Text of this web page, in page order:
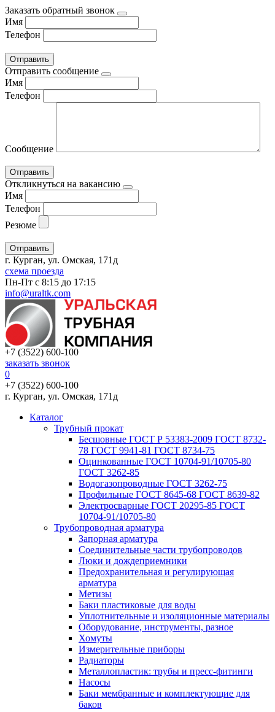
Заказать обратный звонок
Имя
Телефон
Отправить сообщение
Имя
Телефон
Сообщение
Откликнуться на вакансию
Имя
Телефон
Резюме
г. Курган, ул. Омская, 171д
схема проезда
Пн-Пт с 8:15 до 17:15
info@uraltk.com
+7 (3522) 600-100
заказать звонок
0
+7 (3522) 600-100
г. Курган, ул. Омская, 171д
Каталог
Трубный прокат
Беcшовные ГОСТ Р 53383-2009 ГОСТ 8732-
78 ГОСТ 9941-81 ГОСТ 8734-75
Оцинкованные ГОСТ 10704-91/10705-80
ГОСТ 3262-85
Водогазопроводные ГОСТ 3262-75
Профильные ГОСТ 8645-68 ГОСТ 8639-82
Электросварные ГОСТ 20295-85 ГОСТ
10704-91/10705-80
Трубопроводная арматура
Запорная арматура
Соединительные части трубопроводов
Люки и дождеприемники
Предохранительная и регулирующая
арматура
Метизы
Баки пластиковые для воды
Уплотнительные и изоляционные материалы
Оборудование, инструменты, разное
Хомуты
Измерительные приборы
Радиаторы
Металлопластик: трубы и пресс-фитинги
Насосы
Баки мембранные и комплектующие для
баков